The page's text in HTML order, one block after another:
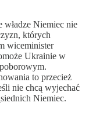
Niemiec nie
których
wiceminister
Ukrainie w
to przecież
nie chcą wyjechać
Niemiec.